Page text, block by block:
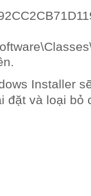
Installer
đặt và loại bỏ